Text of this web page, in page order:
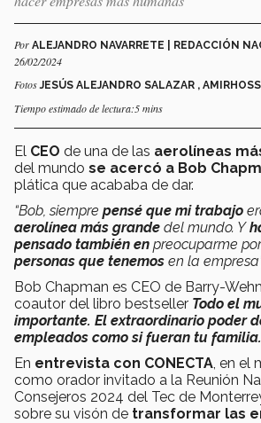
Por ALEJANDRO NAVARRETE | REDACCIÓN
26/02/2024
FotosJESÚS ALEJANDRO SALAZAR ,
Tiempo estimado de lectura:5 mins
El CEO de una de las aerolíneas
del mundo se acercó a Bob
plática que acababa de dar.
“Bob, siempre pensé que mi trabajo
aerolínea más grande del mundo. Y
pensado también en preocuparme por
personas que tenemos en la
Bob Chapman es CEO de Barry-
coautor del libro bestseller Todo el
importante. El extraordinario poder
empleados como si fueran tu familia.
En entrevista con CONECTA , en el
como orador invitado a la Reunión
Consejeros 2024 del Tec de
sobre su visón de transformar las